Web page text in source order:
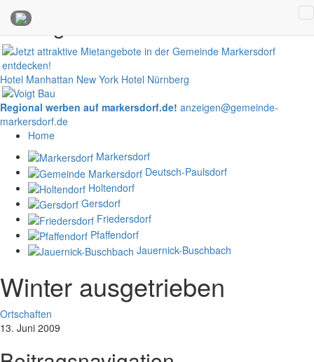
Anzeigen
Hotel Manhattan New York Hotel Nürnberg
Regional werben auf markersdorf.de! anzeigen@gemeinde-
markersdorf.de
Home
Markersdorf
Deutsch-Paulsdorf
Holtendorf
Gersdorf
Friedersdorf
Pfaffendorf
Jauernick-Buschbach
Winter ausgetrieben
Ortschaften
13. Juni 2009